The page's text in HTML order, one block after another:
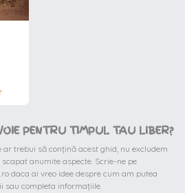
PENTRU TIMPUL TAU LIBER?
trebui să conțină acest ghid, nu excludem
anumite aspecte. Scrie-ne pe
daca ai vreo idee despre cum am putea
sau completa informațiile.